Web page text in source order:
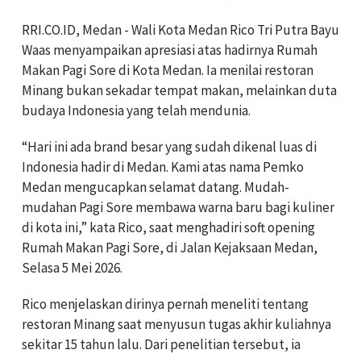
RRI.CO.ID, Medan - Wali Kota Medan Rico Tri Putra Bayu
Waas menyampaikan apresiasi atas hadirnya Rumah
Makan Pagi Sore di Kota Medan. Ia menilai restoran
Minang bukan sekadar tempat makan, melainkan duta
budaya Indonesia yang telah mendunia.
“Hari ini ada brand besar yang sudah dikenal luas di
Indonesia hadir di Medan. Kami atas nama Pemko
Medan mengucapkan selamat datang. Mudah-
mudahan Pagi Sore membawa warna baru bagi kuliner
di kota ini,” kata Rico, saat menghadiri soft opening
Rumah Makan Pagi Sore, di Jalan Kejaksaan Medan,
Selasa 5 Mei 2026.
Rico menjelaskan dirinya pernah meneliti tentang
restoran Minang saat menyusun tugas akhir kuliahnya
sekitar 15 tahun lalu. Dari penelitian tersebut, ia